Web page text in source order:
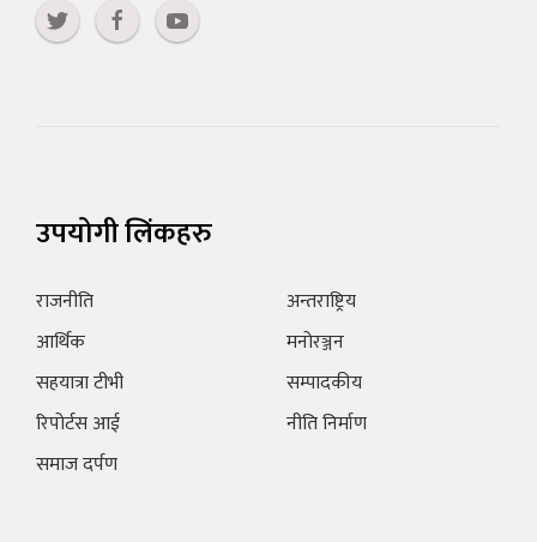
उपयोगी लिंकहरु
राजनीति
आर्थिक
सहयात्रा टीभी
रिपोर्टस आई
समाज दर्पण
अन्तराष्ट्रिय
मनोरञ्जन
सम्पादकीय
नीति निर्माण